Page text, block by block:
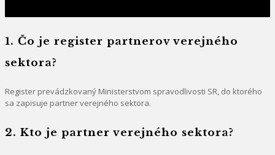
1. Čo je register partnerov verejného
sektora?
Register prevádzkovaný Ministerstvom spravodlivosti SR, do ktorého
sa zapisuje partner verejného sektora.
2. Kto je partner verejného sektora?